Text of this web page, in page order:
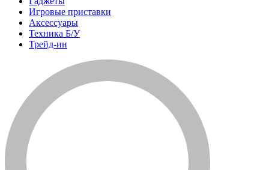
Игровые приставки
Аксессуары
Техника Б/У
Трейд-ин